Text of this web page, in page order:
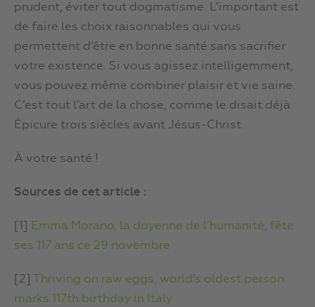
prudent, éviter tout dogmatisme. L’important est
de faire les choix raisonnables qui vous
permettent d’être en bonne santé sans sacrifier
votre existence. Si vous agissez intelligemment,
vous pouvez même combiner plaisir et vie saine.
C’est tout l’art de la chose, comme le disait déjà
Épicure trois siècles avant Jésus-Christ.
À votre santé !
Sources de cet article :
[1]
Emma Morano, la doyenne de l’humanité, fête
ses 117 ans ce 29 novembre
[2]
Thriving on raw eggs, world’s oldest person
marks 117th birthday in Italy